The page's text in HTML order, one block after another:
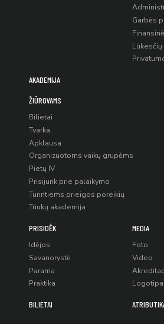
Garbės
Lūkesčių
AKADEMIJA
ŽIŪROVAMS
Bilietai
Tvarka
Apklausa
Organizuotoms vaikų grupėms
Pietų IV
Prisijunk prie palaikymo
Turintiems prieigos poreikių
Triukų akademija
PRISIDĖK
Idėjos
Savanorystė
Parama
Praktika
MEDIA
Foto
Video
BILIETAI